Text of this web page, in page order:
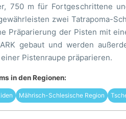
750 m für Fortgeschrittene
zwei Tatrapoma-
Präparierung der Pisten mit
gebaut und werden
Pistenraupe präparieren.
in den Regionen:
Mährisch-Schlesische Region